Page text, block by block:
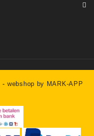
-webshop by MARK-APP